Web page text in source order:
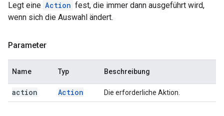
Legt eine Action fest, die immer dann ausgeführt wird,
wenn sich die Auswahl ändert.
Parameter
Name Typ Beschreibung
action Action Die erforderliche Aktion.